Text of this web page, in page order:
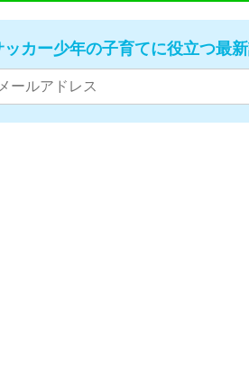
ッカー少年の子育てに役立つ最